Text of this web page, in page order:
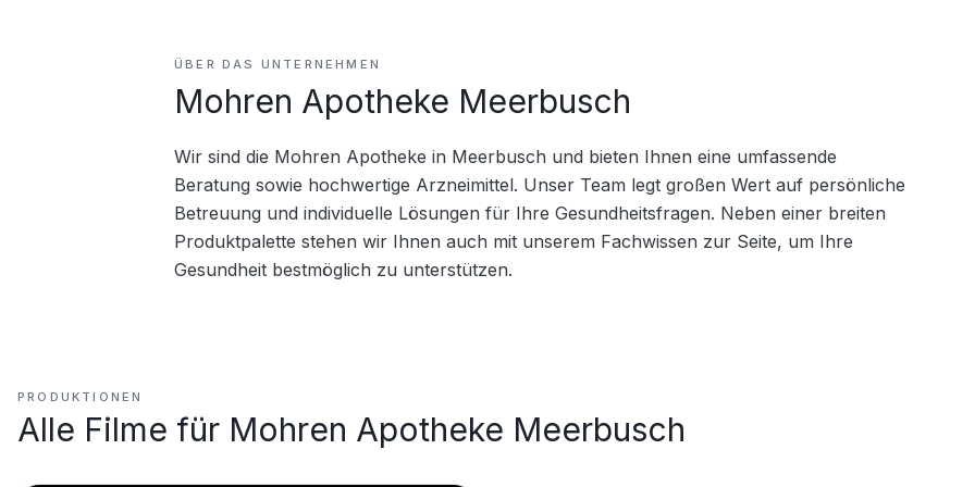
ÜBER DAS UNTERNEHMEN
Mohren Apotheke Meerbusch
Wir sind die Mohren Apotheke in Meerbusch und bieten Ihnen eine umfassende
Beratung sowie hochwertige Arzneimittel. Unser Team legt großen Wert auf persönliche
Betreuung und individuelle Lösungen für Ihre Gesundheitsfragen. Neben einer breiten
Produktpalette stehen wir Ihnen auch mit unserem Fachwissen zur Seite, um Ihre
Gesundheit bestmöglich zu unterstützen.
PRODUKTIONEN
Alle Filme für Mohren Apotheke Meerbusch